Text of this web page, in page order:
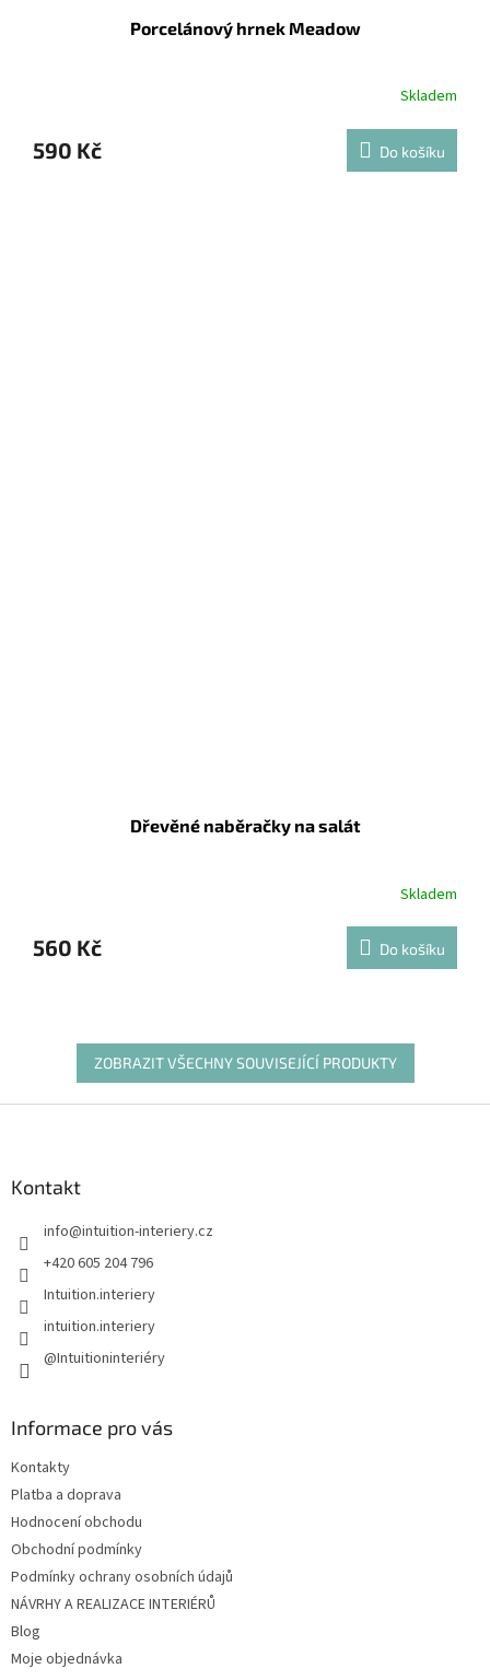
Porcelánový hrnek Meadow
Skladem
590 Kč Do košíku
Dřevěné naběračky na salát
Skladem
560 Kč Do košíku
ZOBRAZIT VŠECHNY SOUVISEJÍCÍ PRODUKTY
Kontakt
info@intuition-interiery.cz
+420 605 204 796
Intuition.interiery
intuition.interiery
@Intuitioninteriéry
Informace pro vás
Kontakty
Platba a doprava
Hodnocení obchodu
Obchodní podmínky
Podmínky ochrany osobních údajů
NÁVRHY A REALIZACE INTERIÉRŮ
Blog
Moje objednávka